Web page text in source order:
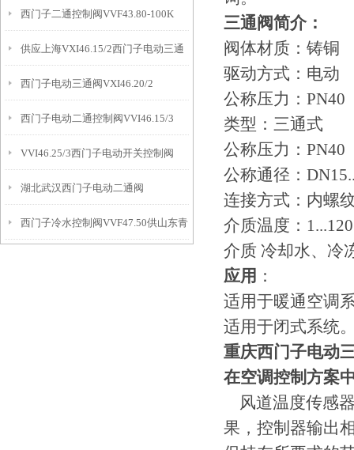
西门子二通控制阀VVF43.80-100K
供应上海VXI46.15/2西门子电动三通
阀
西门子电动三通阀VXI46.20/2
西门子电动二通控制阀VVI46.15/3
VVI46.25/3西门子电动开关控制阀
湖北武汉西门子电动二通阀
VVI46.20/3
西门子冷水控制阀VVF47.50供山东青
三通阀简介：
阀体材质：铸铜
驱动方式：电动
公称压力：PN40
类型：三通式
公称压力：PN40
公称通径：
连接方式：内螺
介质温度：
介质 冷却水、冷
应用 ：
适用于暖通空调
适用于闭式系统
重庆西门子电动
在空调控制方案
风道温度传感
果，控制器输出